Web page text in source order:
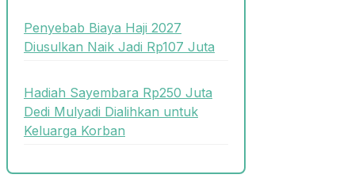
Penyebab Biaya Haji 2027
Diusulkan Naik Jadi Rp107 Juta
Hadiah Sayembara Rp250 Juta
Dedi Mulyadi Dialihkan untuk
Keluarga Korban